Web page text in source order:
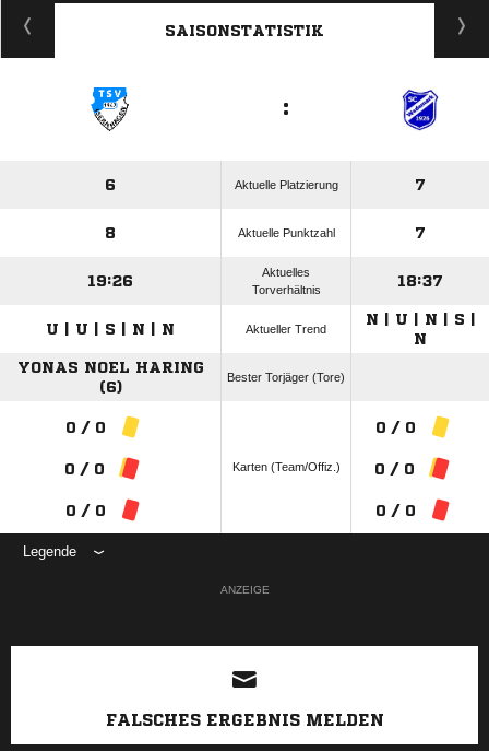
SAISONSTATISTIK
:
6 Aktuelle Platzierung 7
8 Aktuelle Punktzahl 7
19:26
Aktuelles
Torverhältnis
18:37
U | U | S | N | N Aktueller Trend
N | U | N | S |
N
YONAS NOEL HARING
(6)
Bester Torjäger (Tore)
0 / 0
0 / 0
0 / 0
Karten (Team/Offiz.)
0 / 0
0 / 0
0 / 0
Legende
ANZEIGE
FALSCHES ERGEBNIS MELDEN